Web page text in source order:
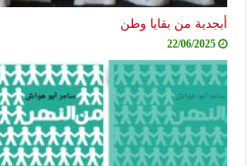
أبجدية من بقايا وطن
22/06/2025